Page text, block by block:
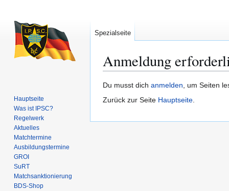
Anmeldung
Zur
Navigation
Zur
Suche
Du musst dich anmelden, um Seiten
Zurück zur Seite Hauptseite.
Spezialseite
Hauptseite
Was ist IPSC?
Regelwerk
Aktuelles
Matchtermine
Ausbildungs­termine
GROI
SuRT
Match­sanktionierung
BDS-Shop